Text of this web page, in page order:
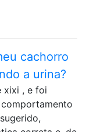
cachorro
a urina?
xixi , e foi